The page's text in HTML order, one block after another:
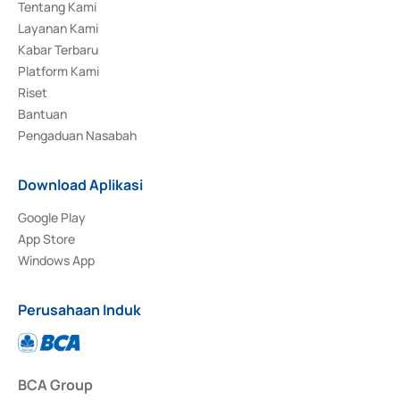
Tentang Kami
Layanan Kami
Kabar Terbaru
Platform Kami
Riset
Bantuan
Pengaduan Nasabah
Download Aplikasi
Google Play
App Store
Windows App
Perusahaan Induk
BCA Group